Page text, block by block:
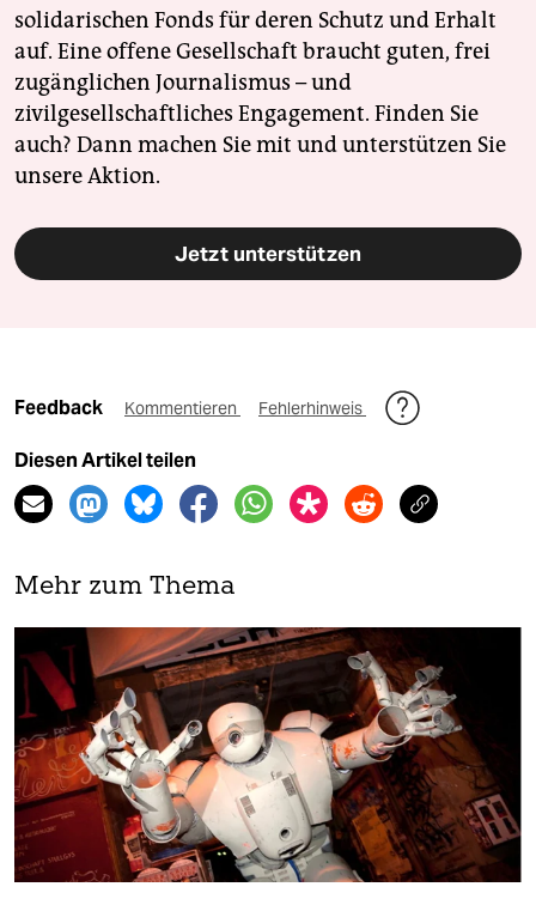
solidarischen Fonds für deren Schutz und Erhalt
auf. Eine offene Gesellschaft braucht guten, frei
zugänglichen Journalismus – und
zivilgesellschaftliches Engagement. Finden Sie
auch? Dann machen Sie mit und unterstützen Sie
unsere Aktion.
Jetzt unterstützen
Feedback Kommentieren Fehlerhinweis
Diesen Artikel teilen
Mehr zum Thema